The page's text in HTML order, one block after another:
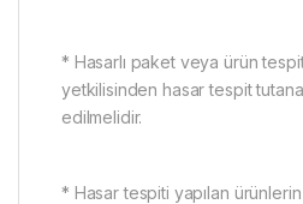
* Hasarlı paket veya ürün
yetkilisinden hasar tespit
edilmelidir.
* Hasar tespiti yapılan